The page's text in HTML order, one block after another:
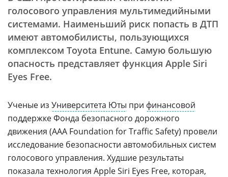
голосового управления мультимедийными
системами. Наименьший риск попасть в ДТП
имеют автомобилисты, пользующихся
комплексом Toyota Entune. Самую большую
опасность представляет функция Apple Siri
Eyes Free.
Ученые из Университета Юты при финансовой
поддержке Фонда безопасного дорожного
движения (AAA Foundation for Traffic Safety) провели
исследование безопасности автомобильных систем
голосового управления. Худшие результаты
показала технология Apple Siri Eyes Free, которая,